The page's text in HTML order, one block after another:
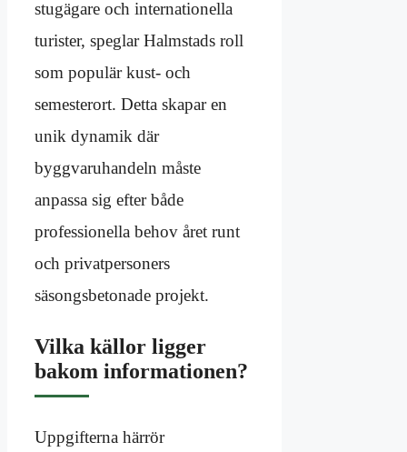
stugägare och internationella
turister, speglar Halmstads roll
som populär kust- och
semesterort. Detta skapar en
unik dynamik där
byggvaruhandeln måste
anpassa sig efter både
professionella behov året runt
och privatpersoners
säsongsbetonade projekt.
Vilka källor ligger
bakom informationen?
Uppgifterna härrör